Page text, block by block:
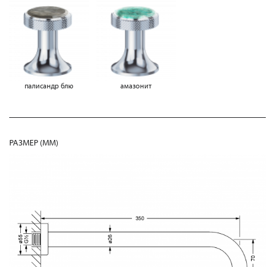
палисандр блю амазонит
РАЗМЕР (MM)